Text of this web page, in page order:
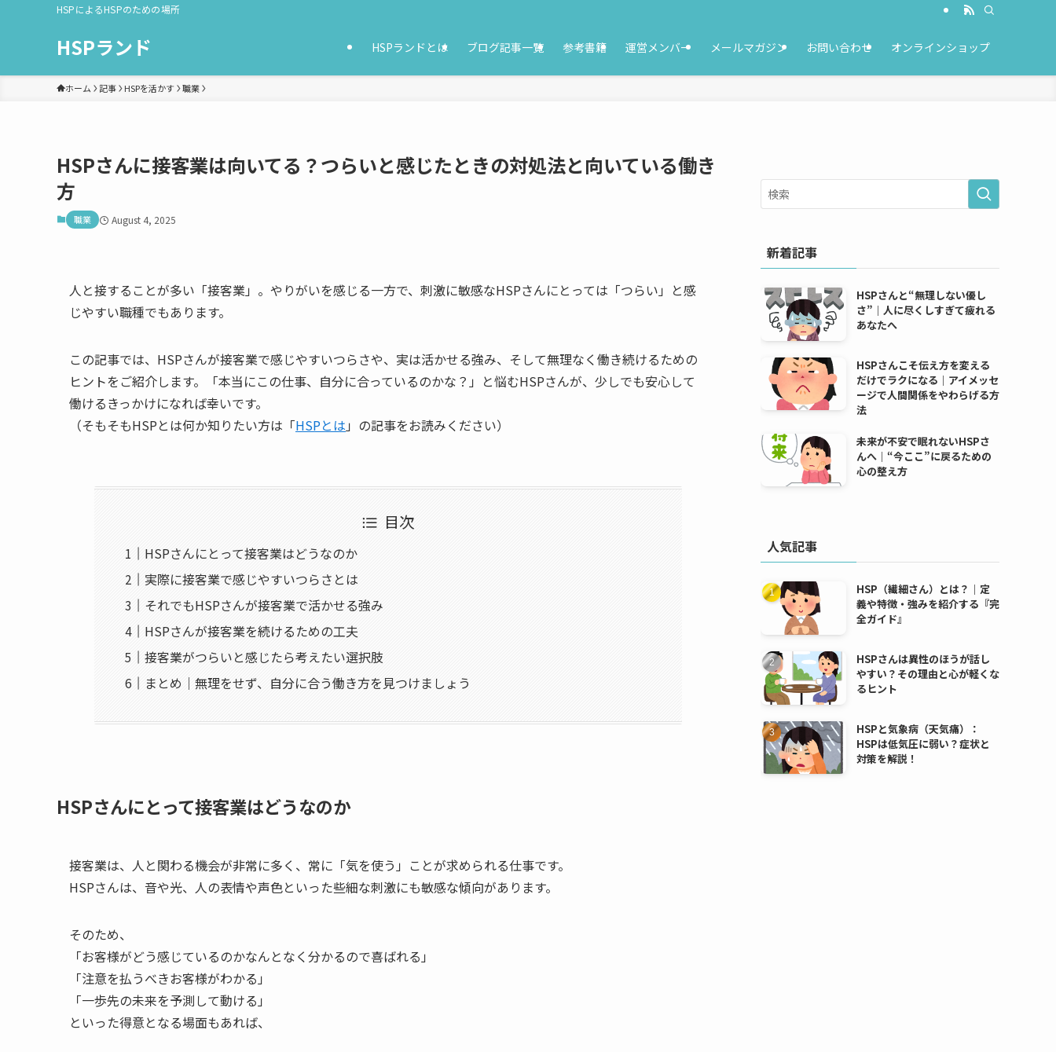
HSPによるHSPのための場所
HSPランド HSPランドとは ブログ記事一覧 参考書籍 運営メンバー メールマガジン お問い合わせ オンラインショップ
ホーム 記事 HSPを活かす 職業
HSPさんに接客業は向いてる？つらいと感じたときの対処法と向いている働き
方
職業 August 4, 2025
人と接することが多い「接客業」。やりがいを感じる一方で、刺激に敏感なHSPさんにとっては「つらい」と感
じやすい職種でもあります。
この記事では、HSPさんが接客業で感じやすいつらさや、実は活かせる強み、そして無理なく働き続けるための
ヒントをご紹介します。「本当にこの仕事、自分に合っているのかな？」と悩むHSPさんが、少しでも安心して
働けるきっかけになれば幸いです。
（そもそもHSPとは何か知りたい方は「HSPとは 」の記事をお読みください）
目次
HSPさんにとって接客業はどうなのか
実際に接客業で感じやすいつらさとは
それでもHSPさんが接客業で活かせる強み
HSPさんが接客業を続けるための工夫
接客業がつらいと感じたら考えたい選択肢
まとめ｜無理をせず、自分に合う働き方を見つけましょう
HSPさんにとって接客業はどうなのか
接客業は、人と関わる機会が非常に多く、常に「気を使う」ことが求められる仕事です。
HSPさんは、音や光、人の表情や声色といった些細な刺激にも敏感な傾向があります。
そのため、
「お客様がどう感じているのかなんとなく分かるので喜ばれる」
「注意を払うべきお客様がわかる」
「一歩先の未来を予測して動ける」
といった得意となる場面もあれば、
新着記事
HSPさんと“無理しない優し
さ”｜人に尽くしすぎて疲れる
あなたへ
HSPさんこそ伝え方を変える
だけでラクになる｜アイメッセ
ージで人間関係をやわらげる方
法
未来が不安で眠れないHSPさ
んへ｜“今ここ”に戻るための
心の整え方
人気記事
HSP（繊細さん）とは？｜定
義や特徴・強みを紹介する『完
全ガイド』
HSPさんは異性のほうが話し
やすい？その理由と心が軽くな
るヒント
HSPと気象病（天気痛）：
HSPは低気圧に弱い？症状と
対策を解説！